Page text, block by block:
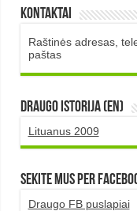
Kontaktai
Raštinės adresas,
paštas
DRAUGO istorija (EN)
Lituanus 2009
Sekite mus per
Draugo FB puslapiai